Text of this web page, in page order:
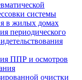
системы
в жилых домах
периодического
ППР и осмотров
очистки